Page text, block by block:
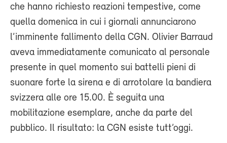
che hanno richiesto reazioni tempestive, come
quella domenica in cui i giornali annunciarono
l’imminente fallimento della CGN. Olivier Barraud
aveva immediatamente comunicato al personale
presente in quel momento sui battelli pieni di
suonare forte la sirena e di arrotolare la bandiera
svizzera alle ore 15.00. È seguita una
mobilitazione esemplare, anche da parte del
pubblico. Il risultato: la CGN esiste tutt’oggi.